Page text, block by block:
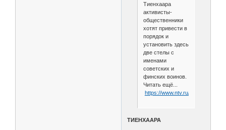
Тиенхаара
активисты-
общественники
хотят привести в
порядок и
установить здесь
две стелы с
именами
советских и
финских воинов.
Читать ещё...
https://www.ntv.ru/novosti/
ТИЕНХААРА